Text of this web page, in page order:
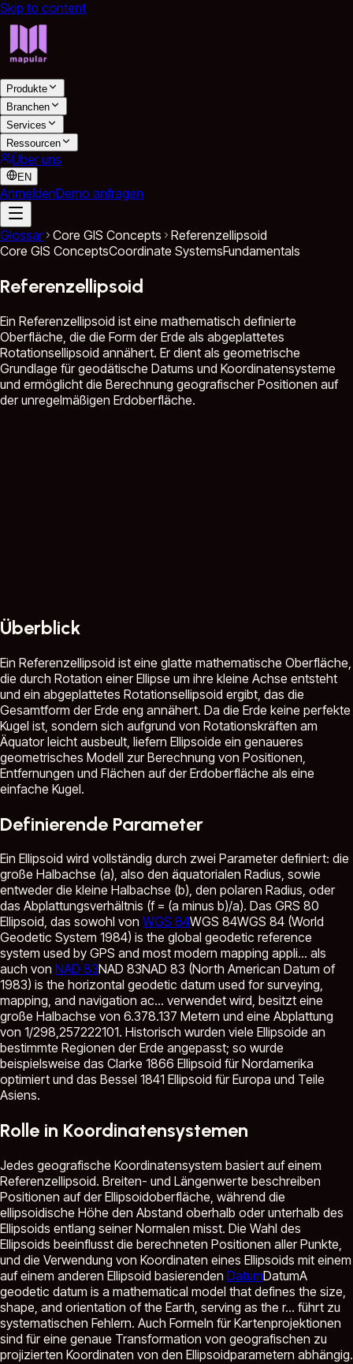
Skip to content
Produkte
Branchen
Services
Ressourcen
Über uns
EN
AnmeldenDemo anfragen
Glossar Core GIS Concepts
Referenzellipsoid
Core GIS ConceptsCoordinate SystemsFundamentals
Referenzellipsoid
Ein Referenzellipsoid ist eine mathematisch definierte
Oberfläche, die die Form der Erde als abgeplattetes
Rotationsellipsoid annähert. Er dient als geometrische
Grundlage für geodätische Datums und Koordinatensysteme
und ermöglicht die Berechnung geografischer Positionen auf
der unregelmäßigen Erdoberfläche.
Überblick
Ein Referenzellipsoid ist eine glatte mathematische Oberfläche,
die durch Rotation einer Ellipse um ihre kleine Achse entsteht
und ein abgeplattetes Rotationsellipsoid ergibt, das die
Gesamtform der Erde eng annähert. Da die Erde keine perfekte
Kugel ist, sondern sich aufgrund von Rotationskräften am
Äquator leicht ausbeult, liefern Ellipsoide ein genaueres
geometrisches Modell zur Berechnung von Positionen,
Entfernungen und Flächen auf der Erdoberfläche als eine
einfache Kugel.
Definierende Parameter
Ein Ellipsoid wird vollständig durch zwei Parameter definiert: die
große Halbachse (a), also den äquatorialen Radius, sowie
entweder die kleine Halbachse (b), den polaren Radius, oder
das Abplattungsverhältnis (f = (a minus b)/a). Das GRS 80
Ellipsoid, das sowohl von WGS 84WGS 84WGS 84 (World
Geodetic System 1984) is the global geodetic reference
system used by GPS and most modern mapping appli... als
auch von NAD 83NAD 83NAD 83 (North American Datum of
1983) is the horizontal geodetic datum used for surveying,
mapping, and navigation ac... verwendet wird, besitzt eine
große Halbachse von 6.378.137 Metern und eine Abplattung
von 1/298,257222101. Historisch wurden viele Ellipsoide an
bestimmte Regionen der Erde angepasst; so wurde
beispielsweise das Clarke 1866 Ellipsoid für Nordamerika
optimiert und das Bessel 1841 Ellipsoid für Europa und Teile
Asiens.
Rolle in Koordinatensystemen
Jedes geografische Koordinatensystem basiert auf einem
Referenzellipsoid. Breiten- und Längenwerte beschreiben
Positionen auf der Ellipsoidoberfläche, während die
ellipsoidische Höhe den Abstand oberhalb oder unterhalb des
Ellipsoids entlang seiner Normalen misst. Die Wahl des
Ellipsoids beeinflusst die berechneten Positionen aller Punkte,
und die Verwendung von Koordinaten eines Ellipsoids mit einem
auf einem anderen Ellipsoid basierenden DatumDatumA
geodetic datum is a mathematical model that defines the size,
shape, and orientation of the Earth, serving as the r... führt zu
systematischen Fehlern. Auch Formeln für Kartenprojektionen
sind für eine genaue Transformation von geografischen zu
projizierten Koordinaten von den Ellipsoidparametern abhängig.